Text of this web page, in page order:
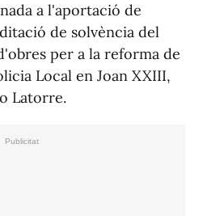
a l'aportació de
de solvència del
per a la reforma de
Local en Joan XXIII,
Latorre.